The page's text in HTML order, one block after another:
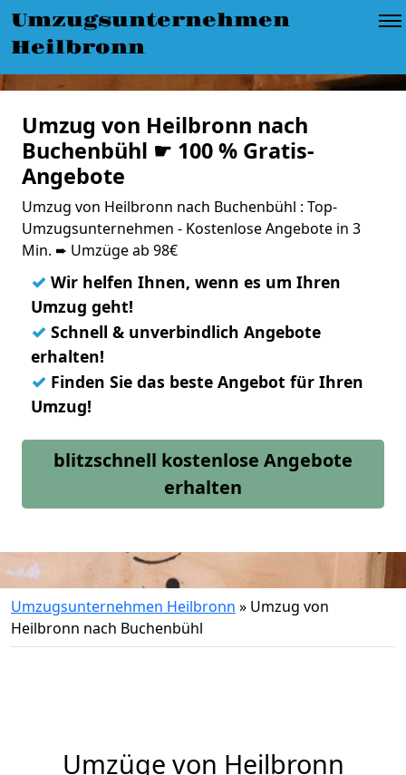
Umzugsunternehmen
Heilbronn
Umzug von Heilbronn nach
Buchenbühl ☛ 100 % Gratis-
Angebote
Umzug von Heilbronn nach Buchenbühl : Top-
Umzugsunternehmen - Kostenlose Angebote in 3
Min. ➨ Umzüge ab 98€
✓ Wir helfen Ihnen, wenn es um Ihren
Umzug geht!
✓ Schnell & unverbindlich Angebote
erhalten!
✓ Finden Sie das beste Angebot für Ihren
Umzug!
blitzschnell kostenlose Angebote
erhalten
Umzugsunternehmen Heilbronn » Umzug von
Heilbronn nach Buchenbühl
Umzüge von Heilbronn